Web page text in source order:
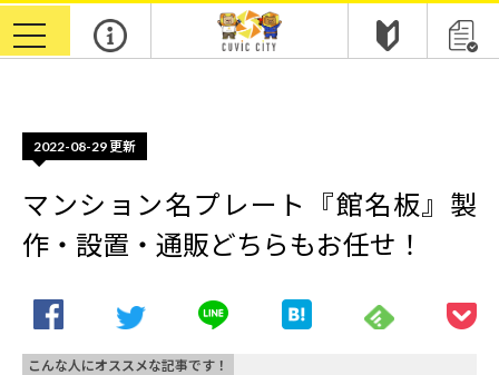
toggle
navigation
2022-08-29 更新
マンション名プレート『館名板』製
作・設置・通販どちらもお任せ！
こんな人にオススメな記事です！